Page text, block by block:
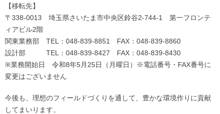
【移転先】
〒338-0013 埼玉県さいたま市中央区鈴谷2-744-1 第一フロンテ
ィアビル2階
関東業務部 TEL：048-839-8851 FAX：048-839-8860
設計部 TEL：048-839-8427 FAX：048-839-8430
※業務開始日 令和8年5月25日（月曜日）※電話番号・FAX番号に
変更はございません
今後も、理想のフィールドづくりを通して、豊かな環境作りに貢献
してまいります。